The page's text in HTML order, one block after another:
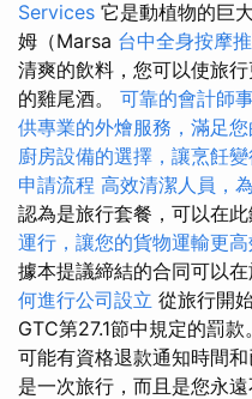
Services 它是動植物的巨
姆（Marsa 台中全身按摩
清爽的飲料，您可以使旅
的雞尾酒。 可靠的會計師
供專業的外燴服務，滿足
廚房設備的選擇，讓烹飪
申請流程 高效清潔人員，
認為是旅行套餐，可以在
運行，讓您的貨物運輸更
據本提議締結的合同可以
何進行公司設立 從旅行開
GTC第27.1節中規定的罰款
可能有資格退款通知時間
是一次旅行，而且是您永